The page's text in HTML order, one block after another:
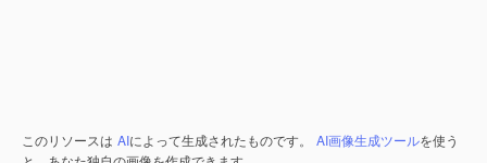
このリソースは AIによって生成されたものです。 AI画像生成ツールを使う